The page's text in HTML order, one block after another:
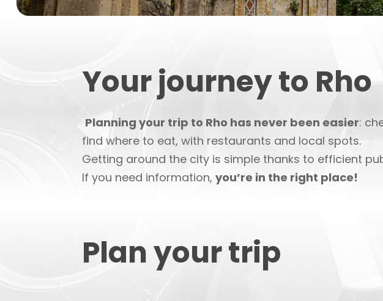
Your journey to Rho
Planning your trip to Rho has never been easier:
find where to eat, with restaurants and local spots.
Getting around the city is simple thanks to efficient
If you need information,you’re in the right place!
Plan your trip